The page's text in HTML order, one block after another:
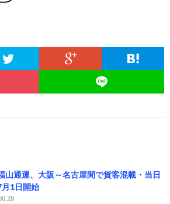
山通運、大阪～名古屋間で貨客混載・当日
1日開始